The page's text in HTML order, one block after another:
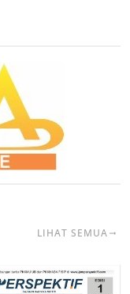
LIHAT SEMUA